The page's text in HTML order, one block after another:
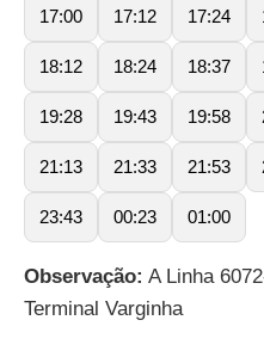
17:00 17:12 17:24
18:12 18:24 18:37
19:28 19:43 19:58
21:13 21:33 21:53
23:43 00:23 01:00
Observação: A Linha
Terminal Varginha